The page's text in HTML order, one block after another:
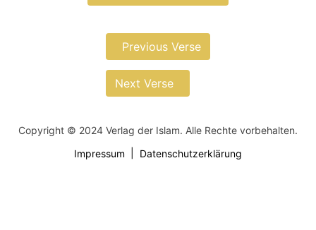
Previous Verse
Next Verse
Copyright © 2024 Verlag der Islam. Alle Rechte vorbehalten.
Impressum
Datenschutzerklärung